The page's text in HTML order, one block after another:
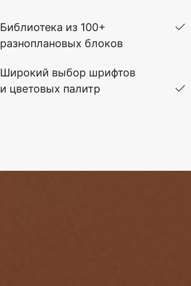
Библиотека из 100+
разноплановых блоков
Широкий выбор шрифтов
и цветовых палитр